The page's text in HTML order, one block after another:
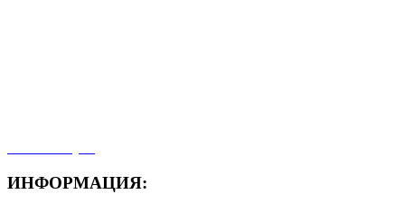
ИНФОРМАЦИЯ: